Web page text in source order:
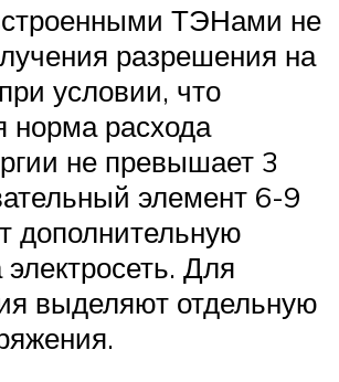
ТЭНами не
разрешения на
условии, что
норма расхода
не превышает 3
элемент 6-9
дополнительную
электросеть. Для
выделяют отдельную